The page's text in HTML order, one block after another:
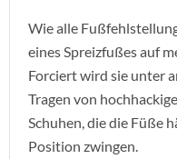
Wie alle
eines Spreizfußes auf
Forciert wird sie unter
Tragen von
Schuhen, die die Füße
Position zwingen.